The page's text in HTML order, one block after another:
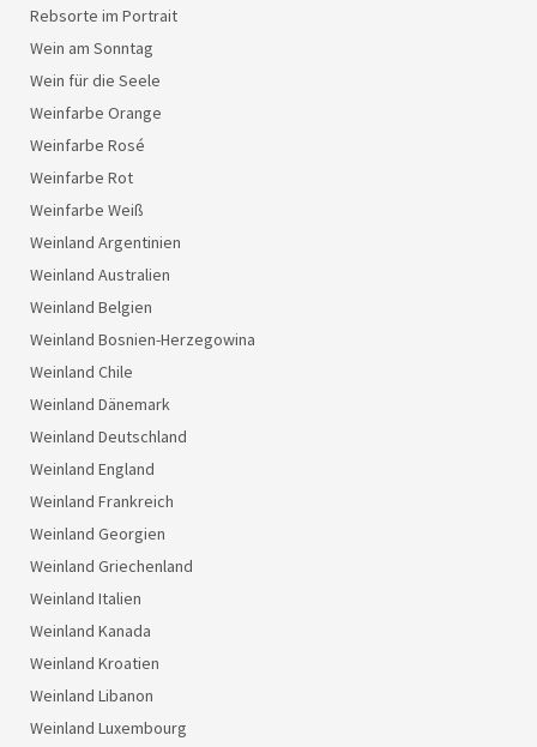
Rebsorte im Portrait
Wein am Sonntag
Wein für die Seele
Weinfarbe Orange
Weinfarbe Rosé
Weinfarbe Rot
Weinfarbe Weiß
Weinland Argentinien
Weinland Australien
Weinland Belgien
Weinland Bosnien-Herzegowina
Weinland Chile
Weinland Dänemark
Weinland Deutschland
Weinland England
Weinland Frankreich
Weinland Georgien
Weinland Griechenland
Weinland Italien
Weinland Kanada
Weinland Kroatien
Weinland Libanon
Weinland Luxembourg